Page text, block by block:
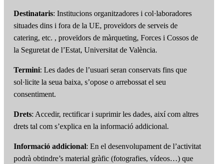
Destinataris: Institucions organitzadores i col·laboradores
situades dins i fora de la UE, proveïdors de serveis de
catering, etc. , proveïdors de màrqueting, Forces i Cossos de
la Seguretat de l’Estat, Universitat de València.
Termini: Les dades de l’usuari seran conservats fins que
sol·licite la seua baixa, s’opose o arrebossat el seu
consentiment.
Drets: Accedir, rectificar i suprimir les dades, així com altres
drets tal com s’explica en la informació addicional.
Informació addicional: En el desenvolupament de l’activitat
podrà obtindre’s material gràfic (fotografies, vídeos…) que